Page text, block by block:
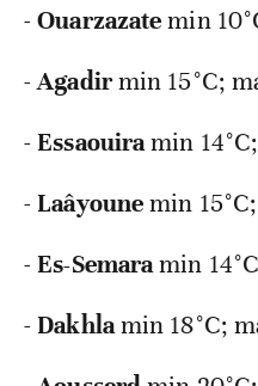
-Ouarzazatemin
-Agadirmin 15°C;
-Essaouiramin
-Laâyounemin
-Es-Semaramin
-Dakhlamin 18°C;